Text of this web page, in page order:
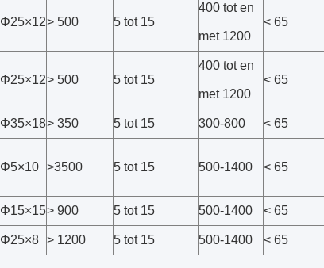
Φ25×12> 500 5 tot 15
400 tot en
met 1200
< 65
Φ25×12> 500 5 tot 15
400 tot en
met 1200
< 65
Φ35×18> 350 5 tot 15 300-800 < 65
Φ5×10 >3500 5 tot 15 500-1400 < 65
Φ15×15> 900 5 tot 15 500-1400 < 65
Φ25×8 > 1200 5 tot 15 500-1400 < 65